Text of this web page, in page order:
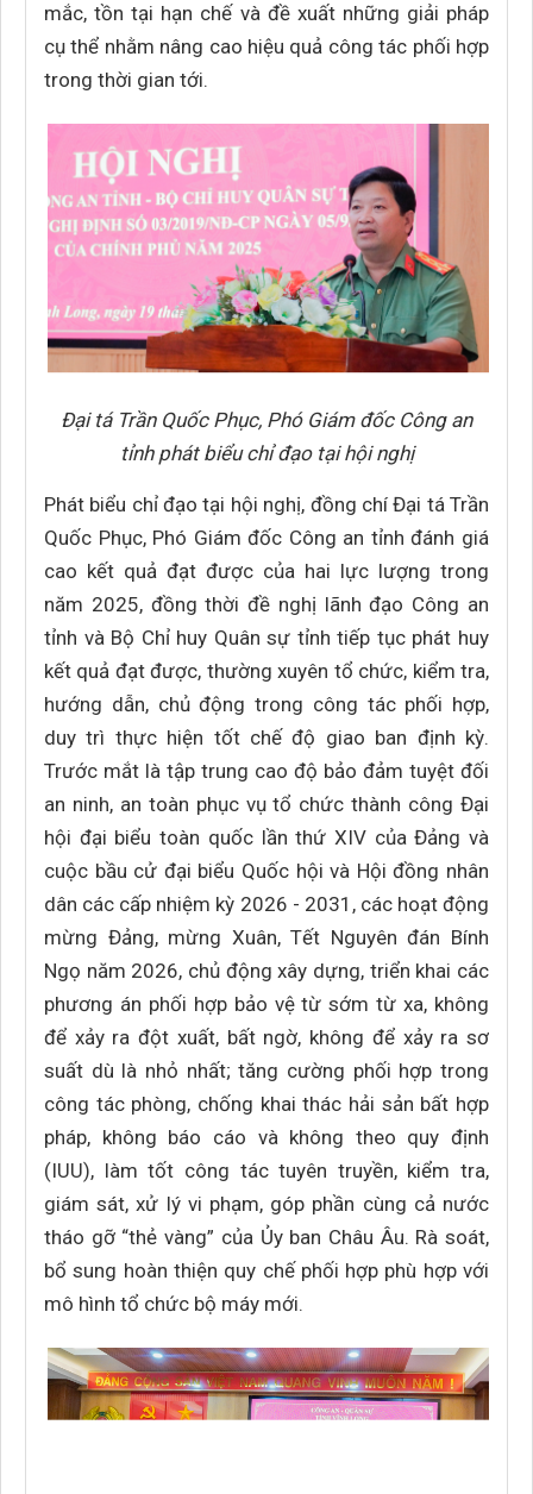
mắc, tồn tại hạn chế và đề xuất những giải pháp
cụ thể nhằm nâng cao hiệu quả công tác phối hợp
trong thời gian tới.
Đại tá Trần Quốc Phục, Phó Giám đốc Công an
tỉnh phát biểu chỉ đạo tại hội nghị
Phát biểu chỉ đạo tại hội nghị, đồng chí Đại tá Trần
Quốc Phục, Phó Giám đốc Công an tỉnh đánh giá
cao kết quả đạt được của hai lực lượng trong
năm 2025, đồng thời đề nghị lãnh đạo Công an
tỉnh và Bộ Chỉ huy Quân sự tỉnh tiếp tục phát huy
kết quả đạt được, thường xuyên tổ chức, kiểm tra,
hướng dẫn, chủ động trong công tác phối hợp,
duy trì thực hiện tốt chế độ giao ban định kỳ.
Trước mắt là tập trung cao độ bảo đảm tuyệt đối
an ninh, an toàn phục vụ tổ chức thành công Đại
hội đại biểu toàn quốc lần thứ XIV của Đảng và
cuộc bầu cử đại biểu Quốc hội và Hội đồng nhân
dân các cấp nhiệm kỳ 2026 - 2031, các hoạt động
mừng Đảng, mừng Xuân, Tết Nguyên đán Bính
Ngọ năm 2026, chủ động xây dựng, triển khai các
phương án phối hợp bảo vệ từ sớm từ xa, không
để xảy ra đột xuất, bất ngờ, không để xảy ra sơ
suất dù là nhỏ nhất; tăng cường phối hợp trong
công tác phòng, chống khai thác hải sản bất hợp
pháp, không báo cáo và không theo quy định
(IUU), làm tốt công tác tuyên truyền, kiểm tra,
giám sát, xử lý vi phạm, góp phần cùng cả nước
tháo gỡ “thẻ vàng” của Ủy ban Châu Âu. Rà soát,
bổ sung hoàn thiện quy chế phối hợp phù hợp với
mô hình tổ chức bộ máy mới.